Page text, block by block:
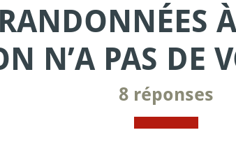
N’A PAS DE
8 réponses